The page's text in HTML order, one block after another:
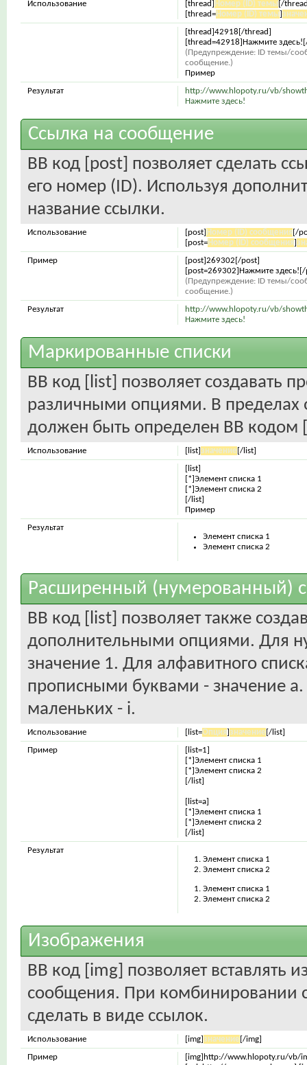
[thread] Номер (ID) темы[/
[thread=Номер (ID) темы]
Использование
[thread]42918[/thread]
[thread=42918]Нажмите
(Предупреждение: ID темы/
сообщение.)
Пример
http://www.hlopoty.ru/vb/
Нажмите здесь!
Результат
Ссылка на сообщение
BB код [post] позволяет сделать
его номер (ID). Используя
название ссылки.
[post] Номер (ID) сообщения[/
[post=Номер (ID) сообщения]
Использование
[post]269302[/post]
[post=269302]Нажмите
(Предупреждение: ID темы/
сообщение.)
Пример
http://www.hlopoty.ru/vb/
Нажмите здесь!
Результат
Маркированные списки
BB код [list] позволяет создавать
различными опциями. В пределах
должен быть определен BB кодом
[list]значение [/list]
Использование
[list]
[*]Элемент списка 1
[*]Элемент списка 2
[/list]
Пример
Элемент списка 1
Элемент списка 2
Результат
Расширенный (нумерованный)
BB код [list] позволяет также
дополнительными опциями. Для
значение 1. Для алфавитного
прописными буквами - значение
маленьких - i.
[list=Опция]значение [/list]
Использование
[list=1]
[*]Элемент списка 1
[*]Элемент списка 2
[/list]
[list=a]
[*]Элемент списка 1
[*]Элемент списка 2
[/list]
Пример
Элемент списка 1
Элемент списка 2
Элемент списка 1
Элемент списка 2
Результат
Изображения
BB код [img] позволяет вставлять
сообщения. При комбинировании
сделать в виде ссылок.
[img]значение [/img]
Использование
[img]http://www.hlopoty.ru/vb/
Пример